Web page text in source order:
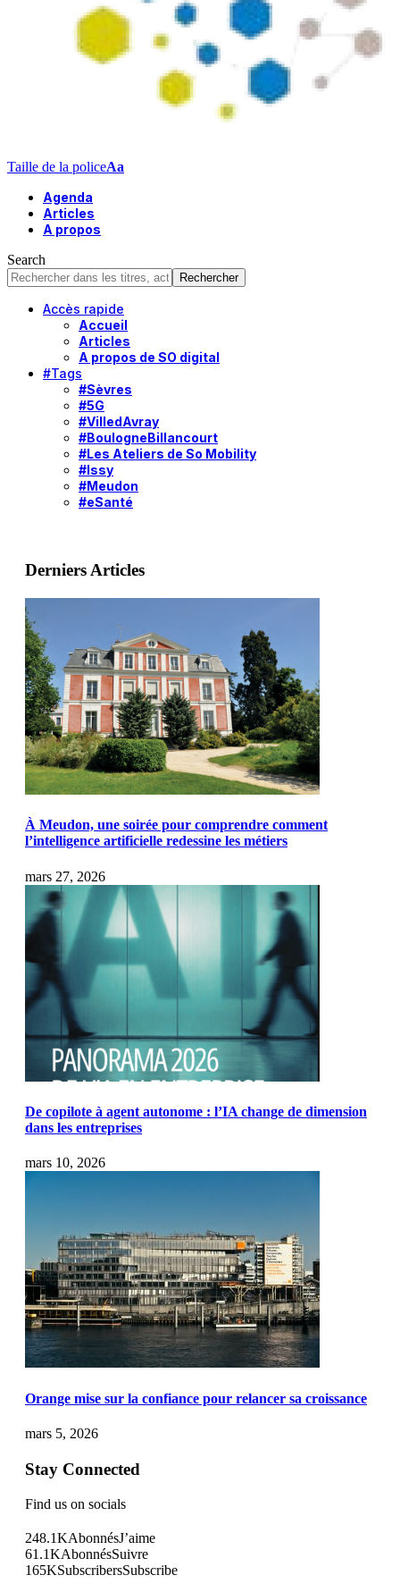
Taille de la policeAa
Agenda
Articles
A propos
Search
Accès rapide
Accueil
Articles
A propos de SO digital
#Tags
#Sèvres
#5G
#VilledAvray
#BoulogneBillancourt
#Les Ateliers de So Mobility
#Issy
#Meudon
#eSanté
Derniers Articles
À Meudon, une soirée pour comprendre comment
l’intelligence artificielle redessine les métiers
mars 27, 2026
De copilote à agent autonome : l’IA change de dimension
dans les entreprises
mars 10, 2026
Orange mise sur la confiance pour relancer sa croissance
mars 5, 2026
Stay Connected
Find us on socials
248.1KAbonnésJ’aime
61.1KAbonnésSuivre
165KSubscribersSubscribe